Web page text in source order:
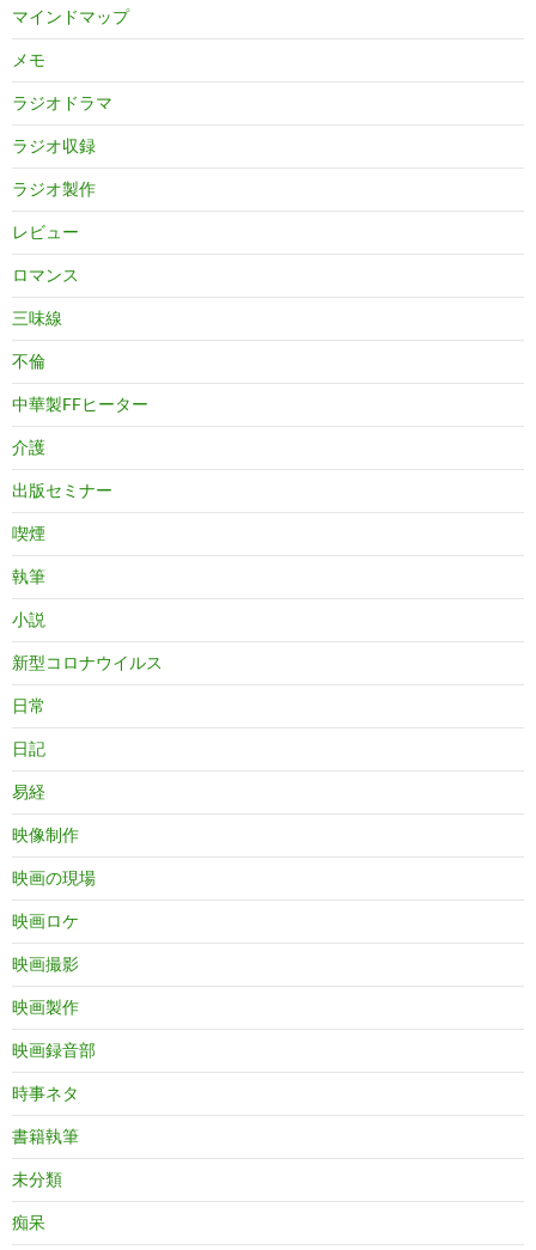
マインドマップ
メモ
ラジオドラマ
ラジオ収録
ラジオ製作
レビュー
ロマンス
三味線
不倫
中華製FFヒーター
介護
出版セミナー
喫煙
執筆
小説
新型コロナウイルス
日常
日記
易経
映像制作
映画の現場
映画ロケ
映画撮影
映画製作
映画録音部
時事ネタ
書籍執筆
未分類
痴呆